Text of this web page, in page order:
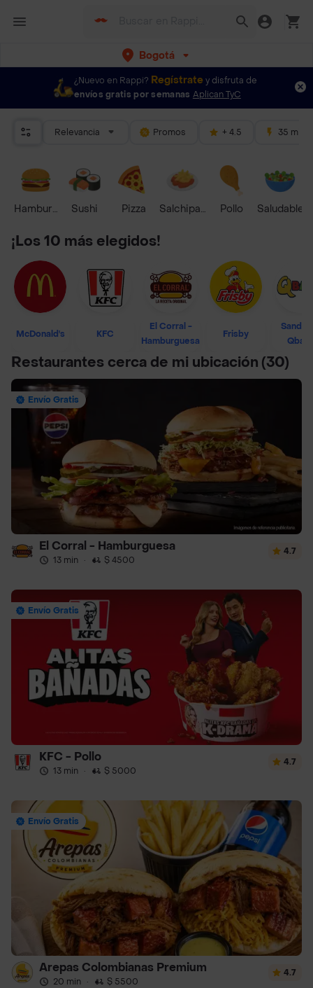
Bogotá
¿Nuevo en Rappi? Regístrate y disfruta de
envíos gratis por semanas Aplican TyC
Relevancia Promos + 4.5 35 mins
HamburguesaSushi Pizza Salchipapas Pollo Saludable
¡Los 10 más elegidos!
McDonald's KFC
El Corral -
Hamburguesa
Frisby
Restaurantes cerca de mi ubicación (30)
Envío Gratis
El Corral - Hamburguesa
13 min · $ 4500
4.7
Envío Gratis
KFC - Pollo
13 min · $ 5000
4.7
Envío Gratis
Arepas Colombianas Premium
20 min · $ 5500
4.7